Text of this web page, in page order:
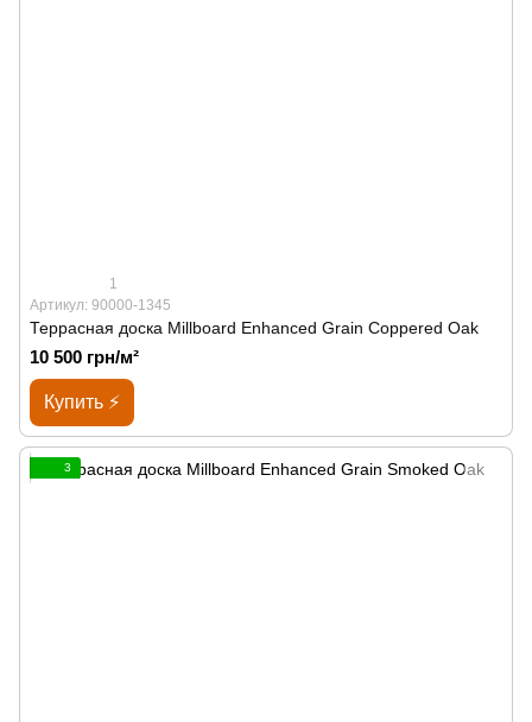
1
Артикул: 90000-1345
Террасная доска Millboard Enhanced Grain Coppered Oak
10 500 грн/м²
Купить ⚡
3